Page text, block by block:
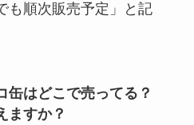
も順次販売予定」と記
缶はどこで売ってる？
ますか？